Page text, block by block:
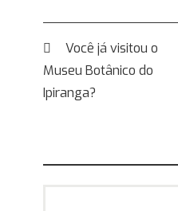
Navegação
de
Você já visitou o
Museu Botânico do
Ipiranga?